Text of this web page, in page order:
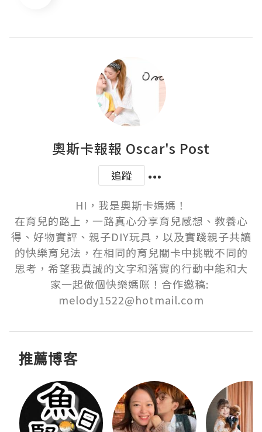
奧斯卡報報 Oscar's Post
追蹤
HI，我是奧斯卡媽媽！
在育兒的路上，一路真心分享育兒感想、教養心
得、好物實評、親子DIY玩具，以及實踐親子共讀
的快樂育兒法，在相同的育兒關卡中挑戰不同的
思考，希望我真誠的文字和落實的行動中能和大
家一起做個快樂媽咪！合作邀稿:
melody1522@hotmail.com
推薦博客